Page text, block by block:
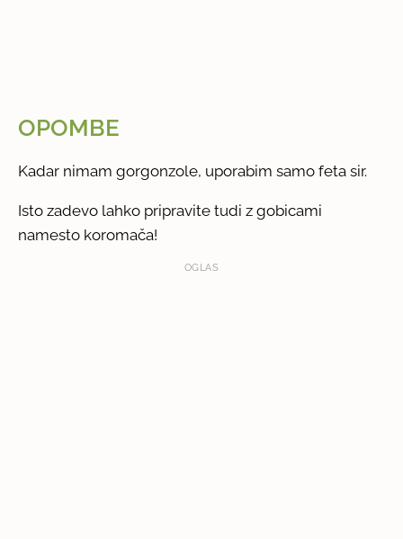
OPOMBE
Kadar nimam gorgonzole, uporabim samo feta sir.
Isto zadevo lahko pripravite tudi z gobicami
namesto koromača!
OGLAS